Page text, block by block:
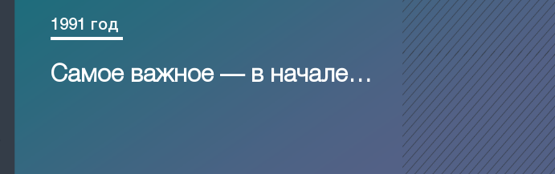
1991 год
Самое важное — в начале…